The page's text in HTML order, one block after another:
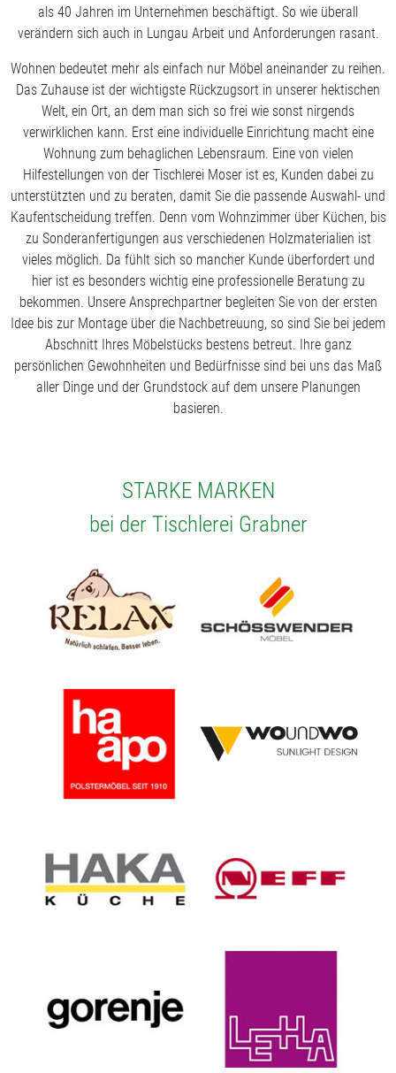
als 40 Jahren im Unternehmen beschäftigt. So wie überall
verändern sich auch in Lungau Arbeit und Anforderungen rasant.
Wohnen bedeutet mehr als einfach nur Möbel aneinander zu reihen.
Das Zuhause ist der wichtigste Rückzugsort in unserer hektischen
Welt, ein Ort, an dem man sich so frei wie sonst nirgends
verwirklichen kann. Erst eine individuelle Einrichtung macht eine
Wohnung zum behaglichen Lebensraum. Eine von vielen
Hilfestellungen von der Tischlerei Moser ist es, Kunden dabei zu
unterstützten und zu beraten, damit Sie die passende Auswahl- und
Kaufentscheidung treffen. Denn vom Wohnzimmer über Küchen, bis
zu Sonderanfertigungen aus verschiedenen Holzmaterialien ist
vieles möglich. Da fühlt sich so mancher Kunde überfordert und
hier ist es besonders wichtig eine professionelle Beratung zu
bekommen. Unsere Ansprechpartner begleiten Sie von der ersten
Idee bis zur Montage über die Nachbetreuung, so sind Sie bei jedem
Abschnitt Ihres Möbelstücks bestens betreut. Ihre ganz
persönlichen Gewohnheiten und Bedürfnisse sind bei uns das Maß
aller Dinge und der Grundstock auf dem unsere Planungen
basieren.
STARKE MARKEN
bei der Tischlerei Grabner